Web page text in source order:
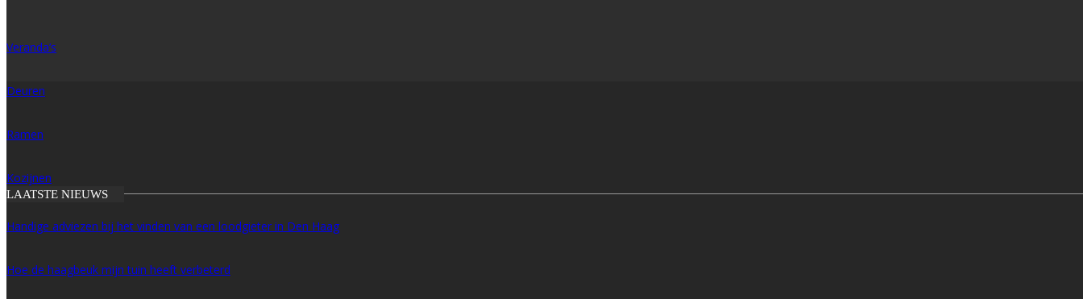
Veranda’s
Deuren
Ramen
Kozijnen
LAATSTE NIEUWS
Handige adviezen bij het vinden van een loodgieter in Den Haag
Hoe de haagbeuk mijn tuin heeft verbeterd